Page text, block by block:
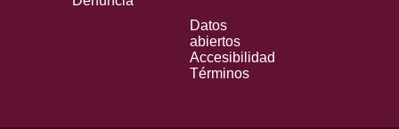
Datos
abiertos
Accesibilidad
Términos